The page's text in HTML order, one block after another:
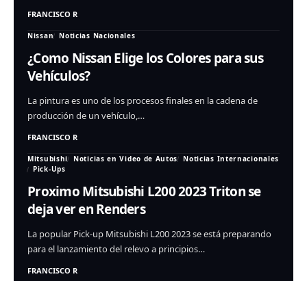
FRANCISCO R
Nissan Noticias Nacionales
¿Como Nissan Elige los Colores para sus
Vehículos?
La pintura es uno de los procesos finales en la cadena de
producción de un vehículo,…
FRANCISCO R
Mitsubishi Noticias en Video de Autos
Noticias Internacionales
Pick-Ups
Proximo Mitsubishi L200 2023 Triton se
deja ver en Renders
La popular Pick-up Mitsubishi L200 2023 se está preparando
para el lanzamiento del relevo a principios…
FRANCISCO R